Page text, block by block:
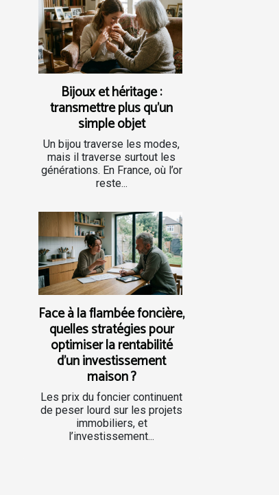
Bijoux et héritage :
transmettre plus qu’un
simple objet
Un bijou traverse les modes,
mais il traverse surtout les
générations. En France, où l’or
reste...
Face à la flambée foncière,
quelles stratégies pour
optimiser la rentabilité
d’un investissement
maison ?
Les prix du foncier continuent
de peser lourd sur les projets
immobiliers, et
l’investissement...